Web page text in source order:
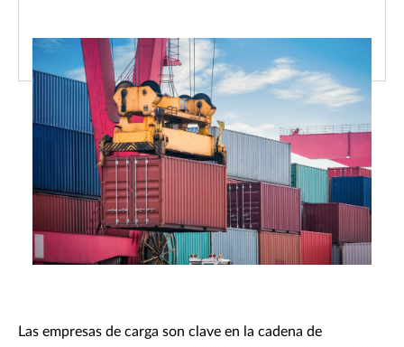
Las empresas de carga son clave en la cadena de